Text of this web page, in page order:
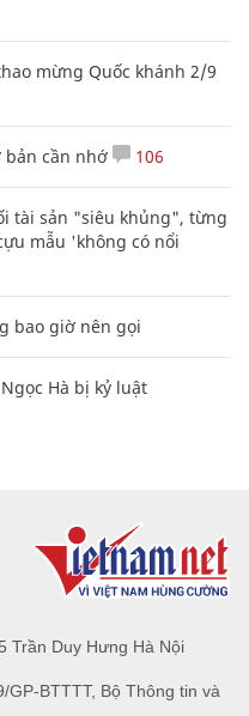
mừng Quốc khánh 2/9
bản cần nhớ 106
tài sản "siêu khủng", từng
mẫu 'không có nổi
bao giờ nên gọi
Hà bị kỷ luật
Trần Duy Hưng Hà Nội
BTTTT, Bộ Thông tin và